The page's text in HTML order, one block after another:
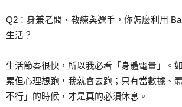
Q2：身兼老闆、教練與選手，你怎麼利用
生活？
生活節奏很快，所以我必看「身體電量」。
累但心理想跑，我就會去跑；只有當數據、
不行」的時候，才是真的必須休息。